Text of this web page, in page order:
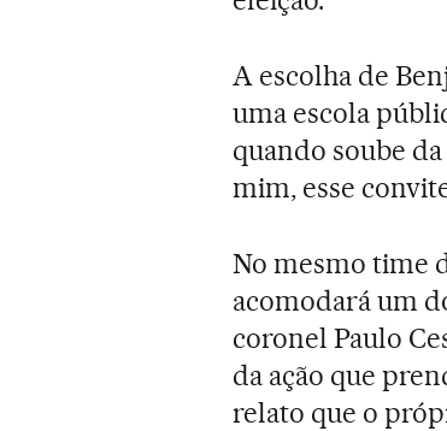
A escolha de
uma escola
quando soube
mim, esse
No mesmo time
acomodará um
coronel Paulo
da ação que
relato que o